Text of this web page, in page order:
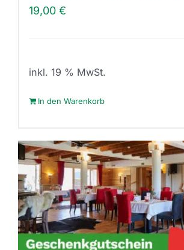
19,00 €
inkl. 19 % MwSt.
In den Warenkorb